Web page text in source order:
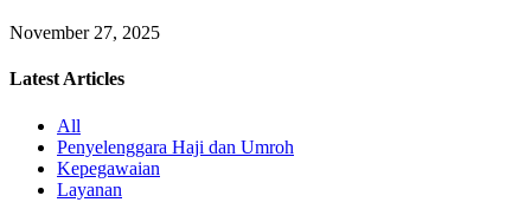
November 27, 2025
Latest Articles
All
Penyelenggara Haji dan Umroh
Kepegawaian
Layanan